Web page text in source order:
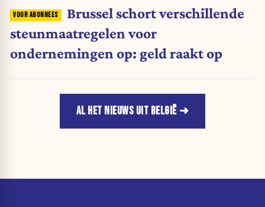
Brussel schort verschillende
steunmaatregelen voor
ondernemingen op: geld raakt op
AL HET NIEUWS UIT BELGIË